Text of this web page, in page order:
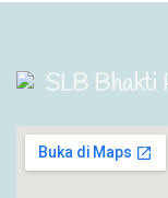
SLB Bhakti